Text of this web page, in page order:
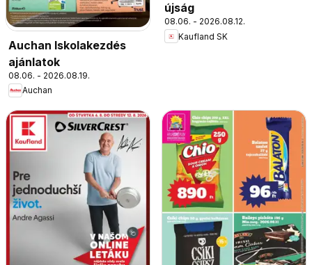
Auchan Iskolakezdés
ajánlatok
08.06. - 2026.08.19.
Auchan
újság
08.06. - 2026.08.12.
Kaufland SK